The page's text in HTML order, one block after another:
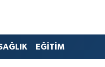
EĞİTİM